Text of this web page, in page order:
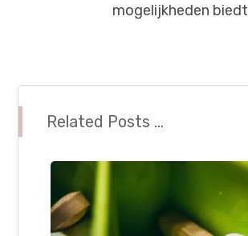
mogelijkheden biedt
Related Posts ...